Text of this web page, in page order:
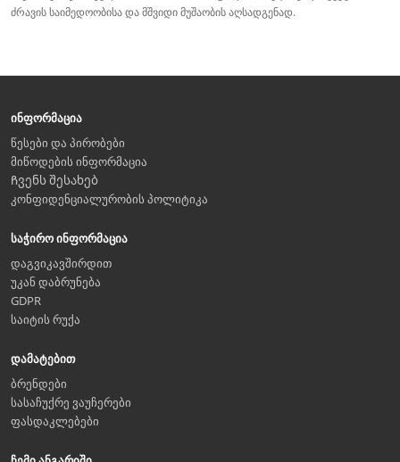
ძრავის საიმედოობისა და მშვიდი მუშაობის აღსადგენად.
ინფორმაცია
წესები და პირობები
მიწოდების ინფორმაცია
Ჩვენს შესახებ
კონფიდენციალურობის პოლიტიკა
საჭირო ინფორმაცია
დაგვიკავშირდით
უკან დაბრუნება
GDPR
საიტის რუქა
დამატებით
ბრენდები
სასაჩუქრე ვაუჩერები
ფასდაკლებები